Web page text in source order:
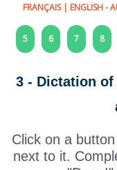
FRANÇAIS| ENGLISH-
5 6 7 8
3 - Dictation of
Click on a
next to it.